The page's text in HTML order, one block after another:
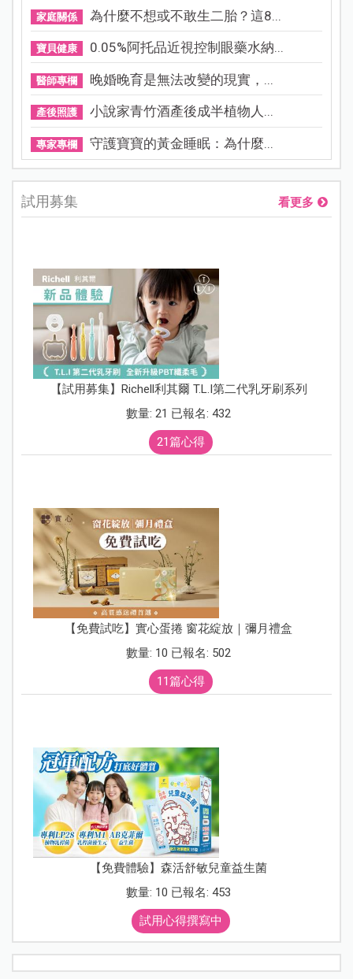
家庭關係 為什麼不想或不敢生二胎？這8...
寶貝健康 0.05%阿托品近視控制眼藥水納...
醫師專欄 晚婚晚育是無法改變的現實，...
產後照護 小說家青竹酒產後成半植物人...
專家專欄 守護寶寶的黃金睡眠：為什麼...
試用募集 看更多
【試用募集】Richell利其爾 T.L.I第二代乳牙刷系列
數量: 21 已報名: 432
21篇心得
【免費試吃】實心蛋捲 窗花綻放｜彌月禮盒
數量: 10 已報名: 502
11篇心得
【免費體驗】森活舒敏兒童益生菌
數量: 10 已報名: 453
試用心得撰寫中